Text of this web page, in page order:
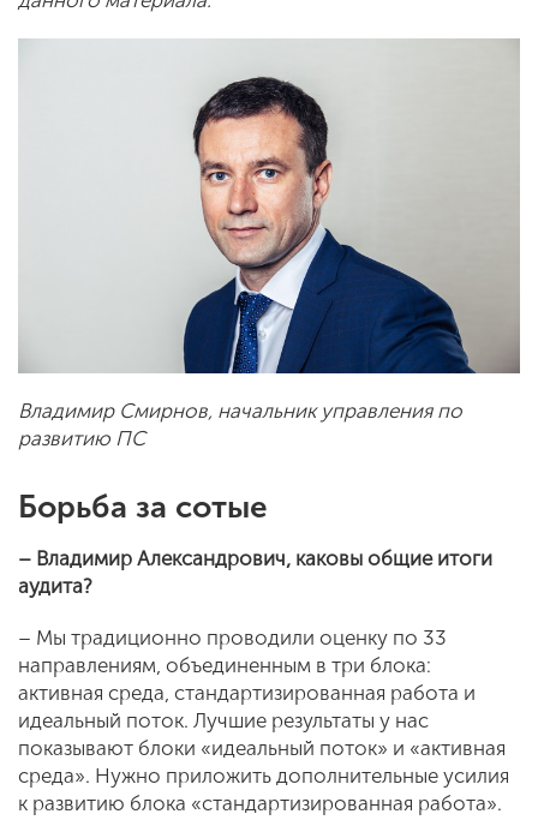
Владимир Смирнов, начальник управления по
развитию ПС
Борьба за сотые
– Владимир Александрович, каковы общие итоги
аудита?
– Мы традиционно проводили оценку по 33
направлениям, объединенным в три блока:
активная среда, стандартизированная работа и
идеальный поток. Лучшие результаты у нас
показывают блоки «идеальный поток» и «активная
среда». Нужно приложить дополнительные усилия
к развитию блока «стандартизированная работа».